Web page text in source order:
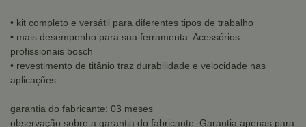
• kit completo e versátil para diferentes tipos de trabalho
• mais desempenho para sua ferramenta. Acessórios
profissionais bosch
• revestimento de titânio traz durabilidade e velocidade nas
aplicações
garantia do fabricante: 03 meses
observação sobre a garantia do fabricante: Garantia apenas para